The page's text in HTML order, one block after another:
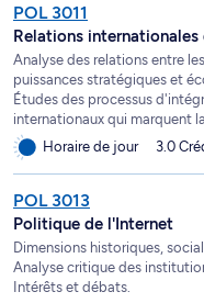
POL 3011
Relations
Analyse des relations entre
puissances stratégiques et
Études des processus
internationaux qui marquent
Horaire de jour
3.0
POL 3013
Politique de l'Internet
Dimensions historiques,
Analyse critique des
Intérêts et débats.